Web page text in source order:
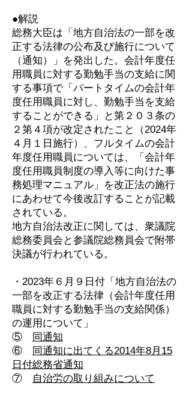
●解説
総務大臣は「地方自治法の一部を改
正する法律の公布及び施行について
（通知）」を発出した。会計年度任
用職員に対する勤勉手当の支給に関
する事項で「パートタイムの会計年
度任用職員に対し、勤勉手当を支給
することができる」と第２０３条の
２第４項が改定されたこと（2024年
４月１日施行）、フルタイムの会計
年度任用職員については、「会計年
度任用職員制度の導入等に向けた事
務処理マニュアル」を改正法の施行
にあわせて今後改訂することが記載
されている。
地方自治法改正に関しては、衆議院
総務委員会と参議院総務員会で附帯
決議が行われている。
・2023年６月９日付「地方自治法の
一部を改正する法律（会計年度任用
職員に対する勤勉手当の支給関係）
の運用について」
⑤
同通知
⑥
同通知に出てくる2014年8月15
日付総務省通知
⑦
自治労の取り組みについて